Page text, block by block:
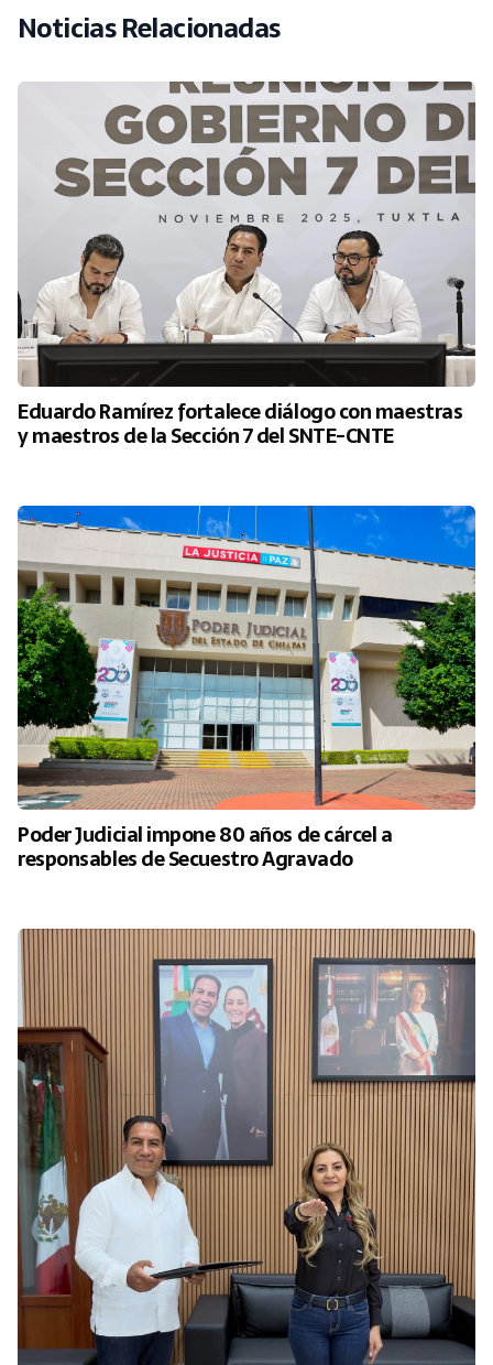
Noticias Relacionadas
Eduardo Ramírez fortalece diálogo con maestras
y maestros de la Sección 7 del SNTE-CNTE
Poder Judicial impone 80 años de cárcel a
responsables de Secuestro Agravado